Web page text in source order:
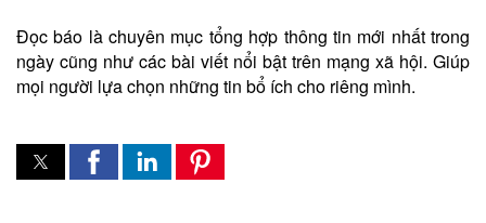
Đọc báo là chuyên mục tổng hợp thông tin mới nhất trong
ngày cũng như các bài viết nổi bật trên mạng xã hội. Giúp
mọi người lựa chọn những tin bổ ích cho riêng mình.